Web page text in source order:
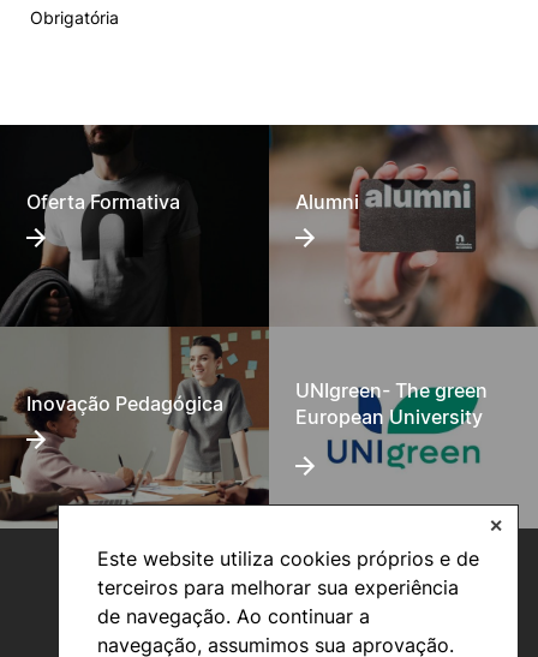
Este website utiliza cookies próprios e de
terceiros para melhorar sua experiência
de navegação. Ao continuar a
navegação, assumimos sua aprovação.
✕
Obrigatória
Oferta Formativa Alumni
Inovação Pedagógica
UNIgreen- The green
European University